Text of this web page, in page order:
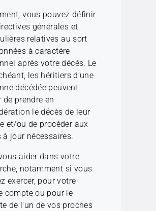
vous pouvez définir
générales et
relatives au sort
à caractère
après votre décès. Le
les héritiers d’une
décédée peuvent
de prendre en
le décès de leur
et/ou de procéder aux
à jour nécessaires.
aider dans votre
notamment si vous
exercer, pour votre
compte ou pour le
de l’un de vos proches